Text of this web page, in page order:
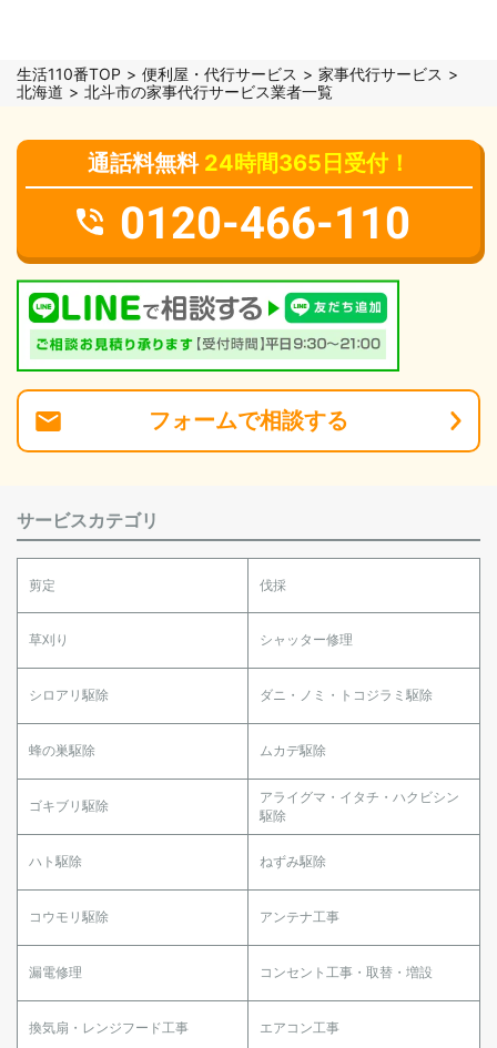
生活110番TOP 便利屋・代行サービス
家事代行サービス
北海道
北斗市の家事代行サービス業者一覧
通話料無料 24時間365日受付！
0120-466-110
フォームで相談する
サービスカテゴリ
剪定 伐採
草刈り シャッター修理
シロアリ駆除 ダニ・ノミ・トコジラミ駆除
蜂の巣駆除 ムカデ駆除
ゴキブリ駆除
アライグマ・イタチ・ハクビシン
駆除
ハト駆除 ねずみ駆除
コウモリ駆除 アンテナ工事
漏電修理 コンセント工事・取替・増設
換気扇・レンジフード工事 エアコン工事